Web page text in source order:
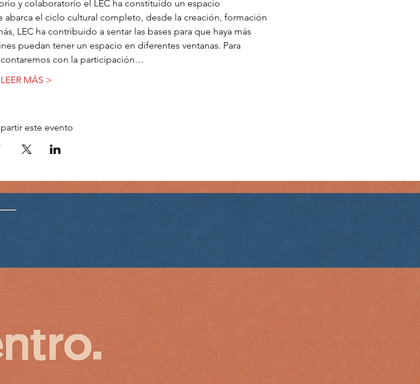
y colaboratorio el LEC ha constituido un espacio
el ciclo cultural completo, desde la creación, formación
LEC ha contribuido a sentar las bases para que haya más
puedan tener un espacio en diferentes ventanas. Para
con la participación…
LEER MÁS >
este evento